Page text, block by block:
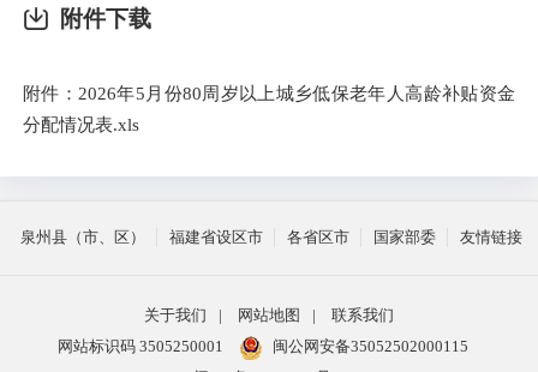
附件下载
附件：2026年5月份80周岁以上城乡低保老年人高龄补贴资金
分配情况表.xls
泉州县（市、区） 福建省设区市 各省区市 国家部委 友情链接
关于我们 | 网站地图 |
联系我们
网站标识码 3505250001
闽公网安备35052502000115